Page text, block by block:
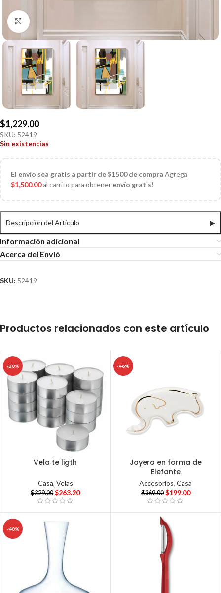
Click to enlarge
$1,229.00
SKU: 52419
Sin existencias
El envío sea gratis a partir de $1500 de compra Agrega
$1,500.00al carrito para obtener envío gratis!
Descripción del Articulo ▶
Información adicional
Acerca del Envió
SKU: 52419
Productos relacionados con este artículo
-20%
Vela te ligth
Casa, Velas
$329.00 $263.20
-46%
Joyero en forma de
Elefante
Accesorios,Casa
$369.00 $199.00
-40%